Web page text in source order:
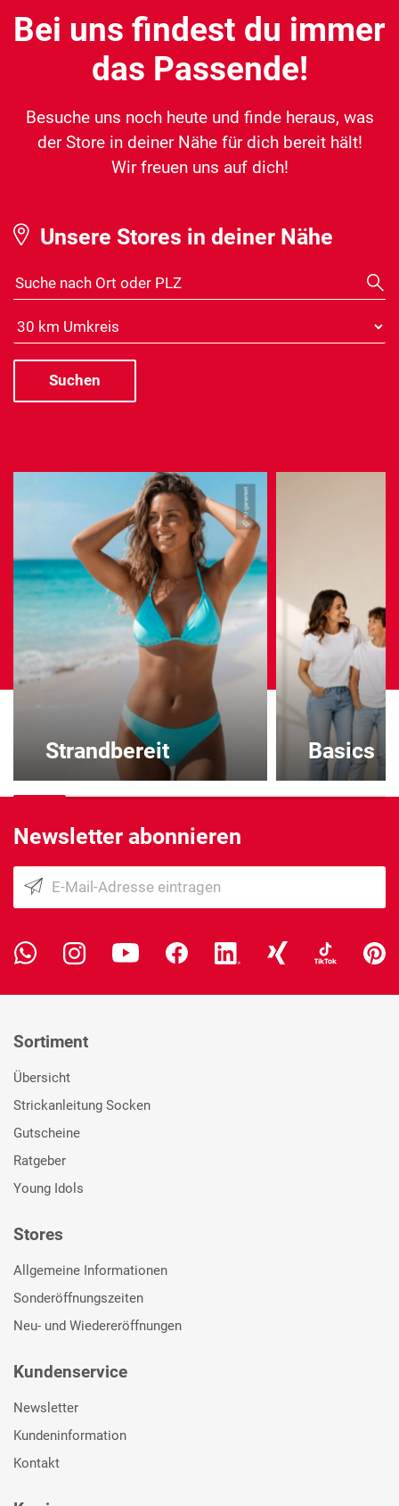
Bei uns findest du immer
das Passende!
Besuche uns noch heute und finde heraus, was
der Store in deiner Nähe für dich bereit hält!
Wir freuen uns auf dich!
Unsere Stores in deiner Nähe
Suche nach Ort oder PLZ
Distanz
Strandbereit Basics
Newsletter abonnieren
Sortiment
Übersicht
Strickanleitung Socken
Gutscheine
Ratgeber
Young Idols
Stores
Allgemeine Informationen
Sonderöffnungszeiten
Neu- und Wiedereröffnungen
Kundenservice
Newsletter
Kundeninformation
Kontakt